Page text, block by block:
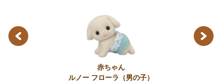
Previous
赤ちゃん
ルノー フローラ （男の子）
Next